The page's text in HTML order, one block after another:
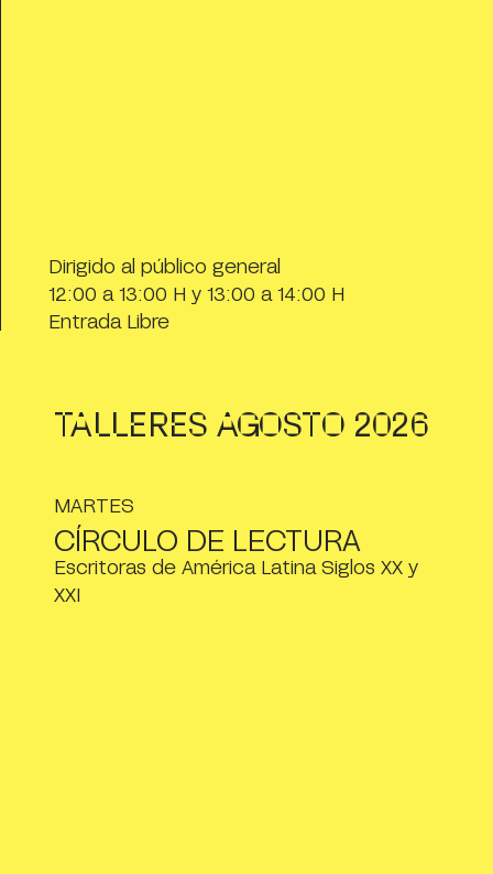
MARTES
CÍRCULO DE LECTURA
Escritoras de América Latina Siglos XX y
XXI
Dirigido al público general
12:00 a 13:00 H y 13:00 a 14:00 H
Entrada Libre
Talleres AGOSTO 2026